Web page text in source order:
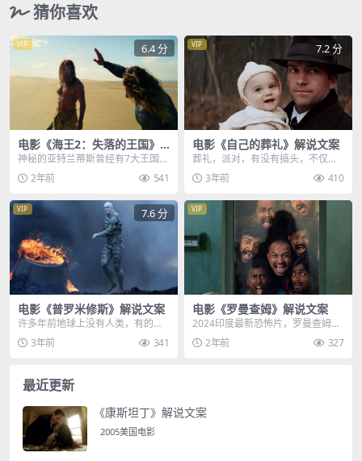
猜你喜欢
VIP 6.4 分
电影《海王2：失落的王国》
解说文案
神秘的亚特兰蒂斯曾经有7大王国，
利用奥利哈刚，丧彪执掌的涅库斯
成为了最强王国，但...
2年前 541
VIP 7.2 分
电影《自己的葬礼》解说文案
葬礼，派对，有没有搞头，不仅有
搞头，还有赚头，葬礼整的跟音乐
节似的，进来还得收5...
3年前 410
VIP 7.6 分
电影《普罗米修斯》解说文案
许多年前地球上没有人类，有的只
是肌肉发达，皮肤白嫩的造物者小
白，他被同类流放在地...
3年前 341
VIP
电影《罗曼查姆》解说文案
2024印度最新恐怖片，罗曼查姆惊
悚来袭，堪称印度版笔仙，男人从
重症监护室中醒来...
2年前 327
最近更新
《康斯坦丁》解说文案
2005美国电影